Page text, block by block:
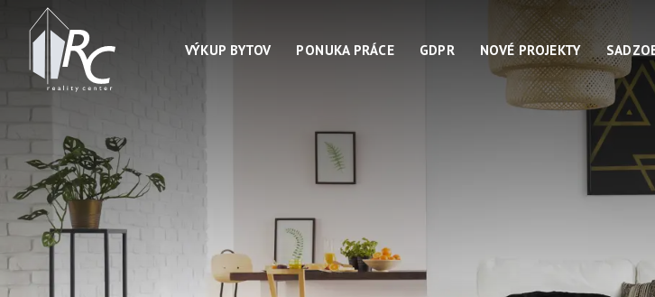
VÝKUP BYTOV PONUKA PRÁCE GDPR NOVÉ PROJEKTY